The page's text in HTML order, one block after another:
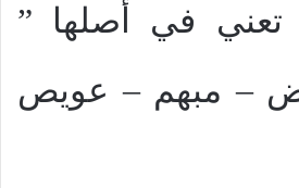
تعني في أصلها ”
– مبهم – عويص